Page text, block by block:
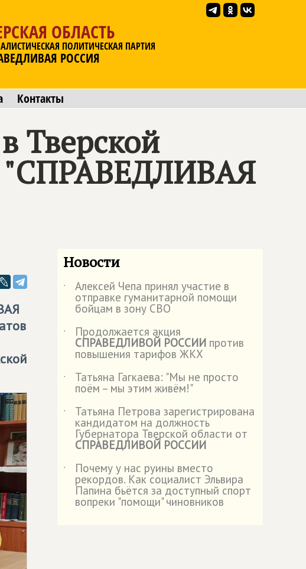
ОБЛАСТЬ
ПОЛИТИЧЕСКАЯ ПАРТИЯ
РОССИЯ
Контакты
Тверской
"СПРАВЕДЛИВАЯ
Новости
˙ Алексей Чепа принял участие в
отправке гуманитарной помощи
бойцам в зону СВО
˙
Продолжается акция
СПРАВЕДЛИВОЙ РОССИИ против
повышения тарифов ЖКХ
˙
Татьяна Гагкаева: "Мы не просто
поём – мы этим живём!"
˙
Татьяна Петрова зарегистрирована
кандидатом на должность
Губернатора Тверской области от
СПРАВЕДЛИВОЙ РОССИИ
˙
Почему у нас руины вместо
рекордов. Как социалист Эльвира
Папина бьётся за доступный спорт
вопреки "помощи" чиновников